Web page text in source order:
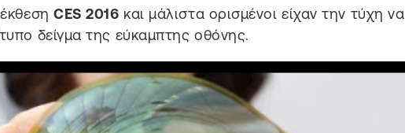
CES 2016 και μάλιστα ορισμένοι είχαν την τύχη να
δείγμα της εύκαμπτης οθόνης.